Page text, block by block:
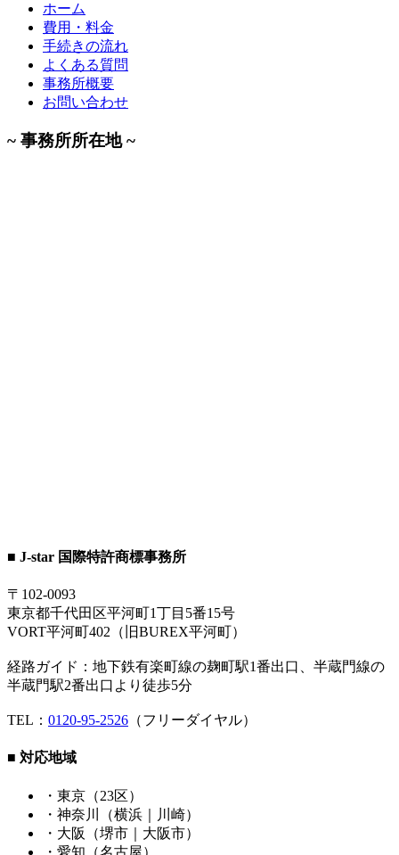
ホーム
費用・料金
手続きの流れ
よくある質問
事務所概要
お問い合わせ
~ 事務所所在地 ~
■ J-star 国際特許商標事務所
〒102-0093
東京都千代田区平河町1丁目5番15号
VORT平河町402（旧BUREX平河町）
経路ガイド：地下鉄有楽町線の麹町駅1番出口、半蔵門線の
半蔵門駅2番出口より徒歩5分
TEL： 0120-95-2526 （フリーダイヤル）
■ 対応地域
・東京（23区）
・神奈川（横浜｜川崎）
・大阪（堺市｜大阪市）
・愛知（名古屋）